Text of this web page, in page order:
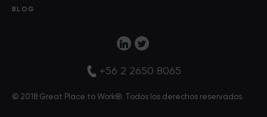
BLOG
+56 2 2650 8065
© 2018 Great Place to Work®. Todos los derechos reservados.